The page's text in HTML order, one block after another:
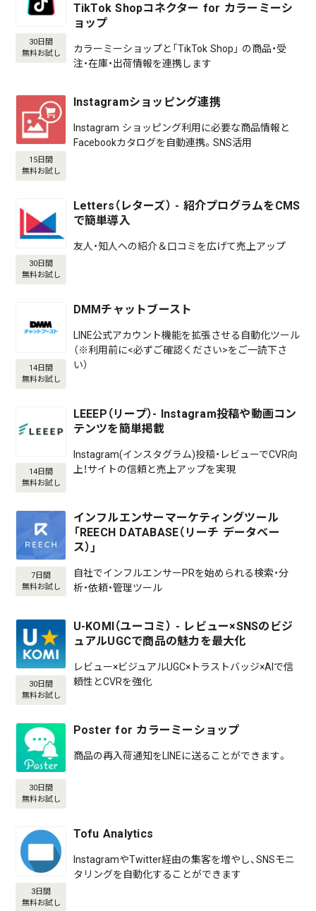
30日間
無料お試し
TikTok Shopコネクター for カラーミーシ
ョップ
カラーミーショップと「TikTok Shop」 の商品・受
注・在庫・出荷情報を連携します
15日間
無料お試し
Instagramショッピング連携
Instagram ショッピング利用に必要な商品情報と
Facebookカタログを自動連携。SNS活用
30日間
無料お試し
Letters（レターズ） - 紹介プログラムをCMS
で簡単導入
友人・知人への紹介＆口コミを広げて売上アップ
14日間
無料お試し
DMMチャットブースト
LINE公式アカウント機能を拡張させる自動化ツール
（※利用前に<必ずご確認ください>をご一読下さ
い）
14日間
無料お試し
LEEEP（リープ）- Instagram投稿や動画コン
テンツを簡単掲載
Instagram(インスタグラム)投稿・レビューでCVR向
上！サイトの信頼と売上アップを実現
7日間
無料お試し
インフルエンサーマーケティングツール
「REECH DATABASE（リーチ データベー
ス）」
自社でインフルエンサーPRを始められる検索・分
析・依頼・管理ツール
30日間
無料お試し
U-KOMI（ユーコミ） - レビュー×SNSのビジ
ュアルUGCで商品の魅力を最大化
レビュー×ビジュアルUGC×トラストバッジ×AIで信
頼性とCVRを強化
30日間
無料お試し
Poster for カラーミーショップ
商品の再入荷通知をLINEに送ることができます。
3日間
無料お試し
Tofu Analytics
InstagramやTwitter経由の集客を増やし、SNSモニ
タリングを自動化することができます